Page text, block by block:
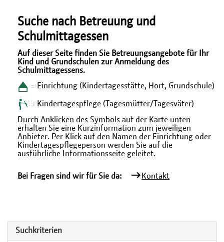
Suche nach Betreuung und
Schulmittagessen
Auf dieser Seite finden Sie Betreuungsangebote für Ihr
Kind und Grundschulen zur Anmeldung des
Schulmittagessens.
= Einrichtung (Kindertagesstätte, Hort, Grundschule)
= Kindertagespflege (Tagesmütter/Tagesväter)
Durch Anklicken des Symbols auf der Karte unten
erhalten Sie eine Kurzinformation zum jeweiligen
Anbieter. Per Klick auf den Namen der Einrichtung oder
Kindertagespflegeperson werden Sie auf die
ausführliche Informationsseite geleitet.
Bei Fragen sind wir für Sie da: Kontakt
Suchkriterien